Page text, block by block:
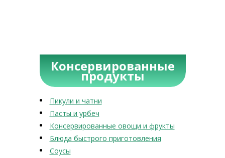
Консервированные
продукты
Пикули и чатни
Пасты и урбеч
Консервированные овощи и фрукты
Блюда быстрого приготовления
Соусы